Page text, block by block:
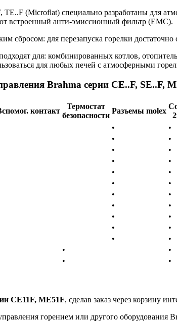
(Microflat) специально разработаны для
встроенный анти-эмиссионный фильтр (EMC).
сбросом: для перезапуска горелки
для: комбинированных котлов,
для любых печей с атмосферными
Brahma серии CE..F, SE..F,
контакт
Термостат
безопасности
Разъемы molex
• •
• •
• •
• •
• •
• •
• •
• •
• •
• •
• •
• •
• •
CE11F, ME51F, сделав заказ через корзину
горением или другого оборудования